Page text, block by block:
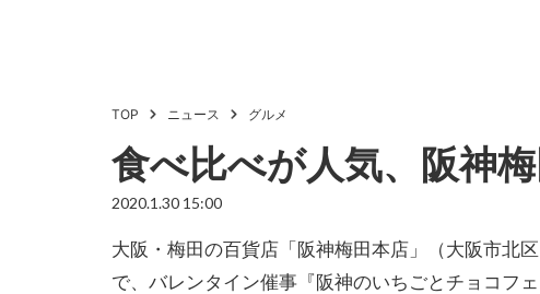
TOP ニュース グルメ
食べ比べが人気、阪神
2020.1.30 15:00
大阪・梅田の百貨店「阪神梅田本店」（大阪市北区
で、バレンタイン催事『阪神のいちごとチョコフェ